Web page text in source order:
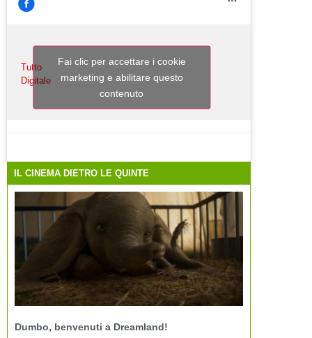
Tutto
Digitale
Fai clic per accettare i cookie
marketing e abilitare questo
contenuto
IL CINEMA DIETRO LE QUINTE
Dumbo, benvenuti a Dreamland!